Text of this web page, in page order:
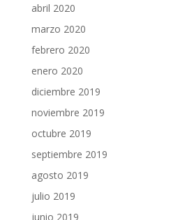
abril 2020
marzo 2020
febrero 2020
enero 2020
diciembre 2019
noviembre 2019
octubre 2019
septiembre 2019
agosto 2019
julio 2019
junio 2019